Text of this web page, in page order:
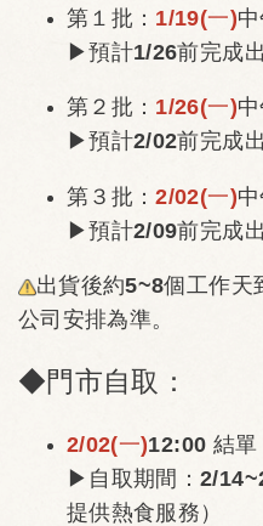
第１批： 1/19(一)
▶預計1/26前完成
第２批： 1/26(一)
▶預計2/02前完成
第３批：2/02(一)
▶預計2/09前完成
出貨後約5~8個工作天
公司安排為準。
◆門市自取：
2/02(一)12:00 結單
▶自取期間：2/
提供熱食服務）